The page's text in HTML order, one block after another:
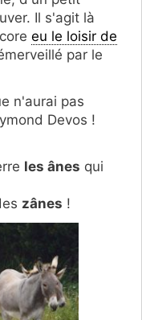
Il s'agit là
eu le loisir de
par le
n'aurai pas
Devos !
les ânes qui
zânes !